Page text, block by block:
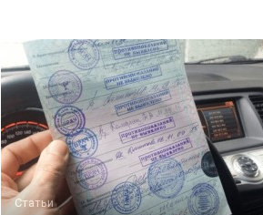
Статьи